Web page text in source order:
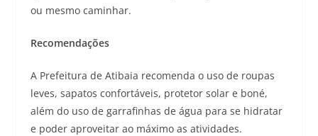
ou mesmo caminhar.
Recomendações
A Prefeitura de Atibaia recomenda o uso de roupas
leves, sapatos confortáveis, protetor solar e boné,
além do uso de garrafinhas de água para se hidratar
e poder aproveitar ao máximo as atividades.